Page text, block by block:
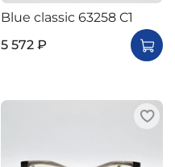
Blue classic 63258 C1
5 572 ₽